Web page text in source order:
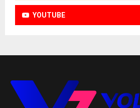
YOUTUBE